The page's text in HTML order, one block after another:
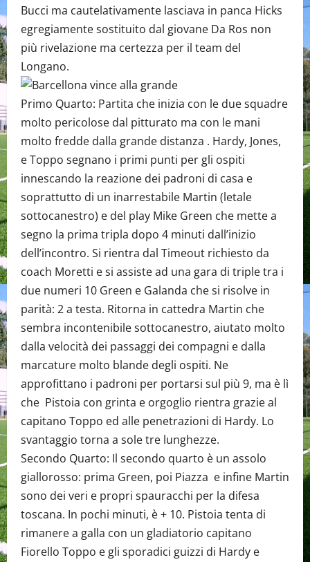
Bucci ma cautelativamente lasciava in panca Hicks
egregiamente sostituito dal giovane Da Ros non
più rivelazione ma certezza per il team del
Longano.
Primo Quarto: Partita che inizia con le due squadre
molto pericolose dal pitturato ma con le mani
molto fredde dalla grande distanza . Hardy, Jones,
e Toppo segnano i primi punti per gli ospiti
innescando la reazione dei padroni di casa e
soprattutto di un inarrestabile Martin (letale
sottocanestro) e del play Mike Green che mette a
segno la prima tripla dopo 4 minuti dall’inizio
dell’incontro. Si rientra dal Timeout richiesto da
coach Moretti e si assiste ad una gara di triple tra i
due numeri 10 Green e Galanda che si risolve in
parità: 2 a testa. Ritorna in cattedra Martin che
sembra incontenibile sottocanestro, aiutato molto
dalla velocità dei passaggi dei compagni e dalla
marcature molto blande degli ospiti. Ne
approfittano i padroni per portarsi sul più 9, ma è lì
che Pistoia con grinta e orgoglio rientra grazie al
capitano Toppo ed alle penetrazioni di Hardy. Lo
svantaggio torna a sole tre lunghezze.
Secondo Quarto: Il secondo quarto è un assolo
giallorosso: prima Green, poi Piazza e infine Martin
sono dei veri e propri spauracchi per la difesa
toscana. In pochi minuti, è + 10. Pistoia tenta di
rimanere a galla con un gladiatorio capitano
Fiorello Toppo e gli sporadici guizzi di Hardy e